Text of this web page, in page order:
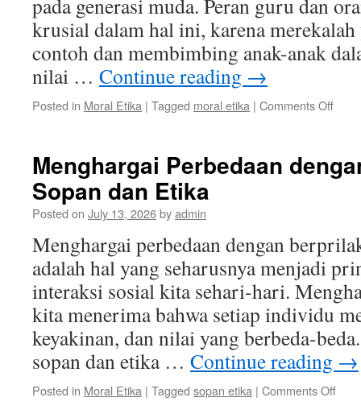
pada generasi muda. Peran guru dan
krusial dalam hal ini, karena
contoh dan membimbing anak-anak
nilai … Continue reading →
Posted in Moral Etika | Tagged moral etika | Comments Offon
dan
Tua
Menghargai Perbedaan
Sopan dan Etika
Posted on July 13, 2026byadmin
Menghargai perbedaan dengan
adalah hal yang seharusnya menjadi
interaksi sosial kita sehari-hari.
kita menerima bahwa setiap individu
keyakinan, dan nilai yang berbeda-
sopan dan etika … Continue reading →
Posted in Moral Etika | Tagged sopan etika | Comments Offon